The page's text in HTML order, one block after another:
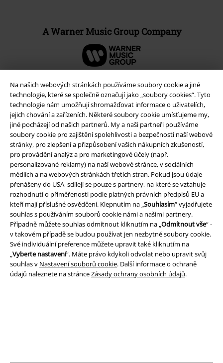
Na našich webových stránkách používáme soubory cookie a jiné
technologie, které se společně označují jako „soubory cookies“. Tyto
technologie nám umožňují shromažďovat informace o uživatelích,
jejich chování a zařízeních. Některé soubory cookie umísťujeme my,
jiné pocházejí od našich partnerů. My a naši partneři používáme
soubory cookie pro zajištění spolehlivosti a bezpečnosti naší webové
stránky, pro zlepšení a přizpůsobení vašich nákupních zkušeností,
pro provádění analýz a pro marketingové účely (např.
personalizované reklamy) na naší webové stránce, v sociálních
médiích a na webových stránkách třetích stran. Pokud jsou údaje
přenášeny do USA, sdílejí se pouze s partnery, na které se vztahuje
rozhodnutí o přiměřenosti podle platných právních předpisů EU a
kteří mají příslušné osvědčení. Klepnutím na „Souhlasím“ vyjadřujete
souhlas s používáním souborů cookie námi a našimi partnery.
Případně můžete souhlas odmítnout kliknutím na „Odmítnout vše“ -
v takovém případě se budou používat jen nezbytné soubory cookie.
Své individuální preference můžete upravit také kliknutím na
„Vyberte nastavení“. Máte právo kdykoli odvolat nebo upravit svůj
souhlas v Nastavení souborů cookie. Další informace o ochraně
údajů naleznete na stránceZásady ochrany osobních údajů.
A Warner Music Group Company
Právní informace
Podmínky
Prohlášení
Ochrana osobních údajů
Likvidace odpadu a ochrana životního prostředí